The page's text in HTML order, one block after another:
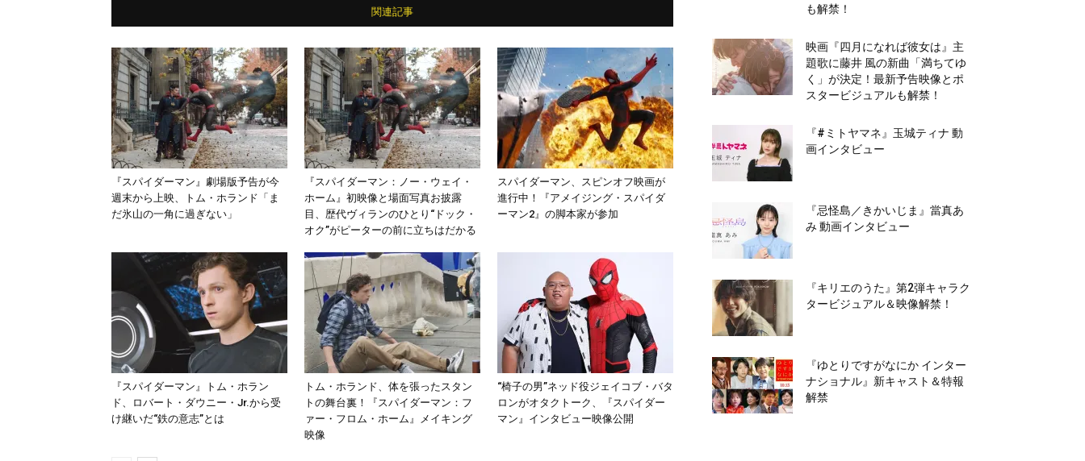
関連記事
『スパイダーマン』劇場版予告が今
週末から上映、トム・ホランド「ま
だ氷山の一角に過ぎない」
『スパイダーマン：ノー・ウェイ・
ホーム』初映像と場面写真お披露
目、歴代ヴィランのひとり“ドック・
オク”がピーターの前に立ちはだかる
スパイダーマン、スピンオフ映画が
進行中！『アメイジング・スパイダ
ーマン2』の脚本家が参加
『スパイダーマン』トム・ホラン
ド、ロバート・ダウニー・Jr.から受
け継いだ“鉄の意志”とは
トム・ホランド、体を張ったスタン
トの舞台裏！『スパイダーマン：フ
ァー・フロム・ホーム』メイキング
映像
“椅子の男”ネッド役ジェイコブ・バタ
ロンがオタクトーク、『スパイダー
マン』インタビュー映像公開
も解禁！
映画『四月になれば彼女は』主
題歌に藤井 風の新曲「満ちてゆ
く」が決定！最新予告映像とポ
スタービジュアルも解禁！
『#ミトヤマネ』玉城ティナ 動
画インタビュー
『忌怪島／きかいじま』當真あ
み 動画インタビュー
『キリエのうた』第2弾キャラク
タービジュアル＆映像解禁！
『ゆとりですがなにか インター
ナショナル』新キャスト＆特報
解禁